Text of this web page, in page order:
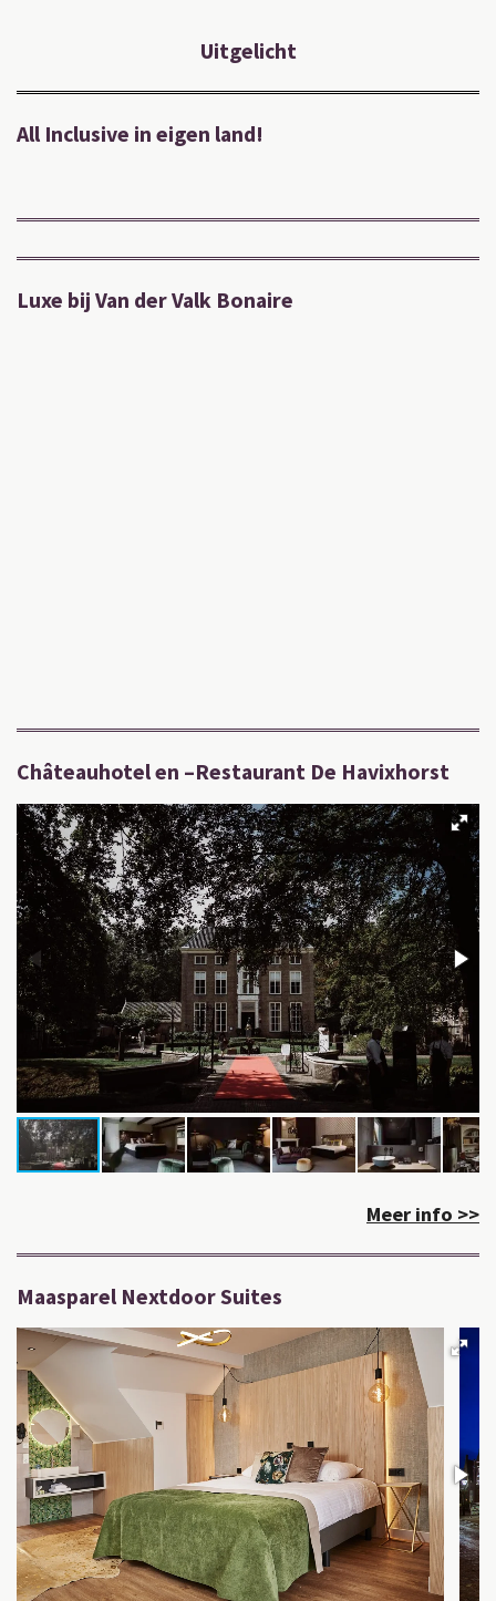
Uitgelicht
All Inclusive in eigen land!
Luxe bij Van der Valk Bonaire
Châteauhotel en –Restaurant De Havixhorst
Meer info >>
Maasparel Nextdoor Suites